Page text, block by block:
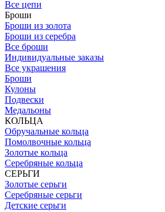
Все цепи
Броши
Броши из золота
Броши из серебра
Все броши
Индивидуальные заказы
Все украшения
Броши
Кулоны
Подвески
Медальоны
КОЛЬЦА
Обручальные кольца
Помолвочные кольца
Золотые кольца
Серебряные кольца
СЕРЬГИ
Золотые серьги
Серебряные серьги
Детские серьги